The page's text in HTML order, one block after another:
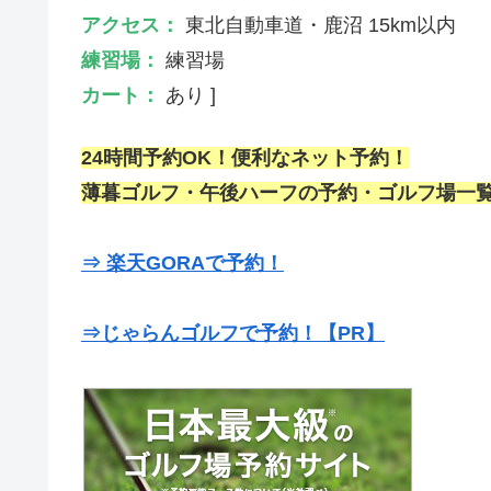
アクセス： 東北自動車道・鹿沼 15km以内
練習場： 練習場
カート：
あり ]
24時間予約OK！便利なネット予約！
薄暮ゴルフ・午後ハーフの予約・ゴルフ場一
⇒ 楽天GORAで予約！
⇒じゃらんゴルフで予約！【PR】